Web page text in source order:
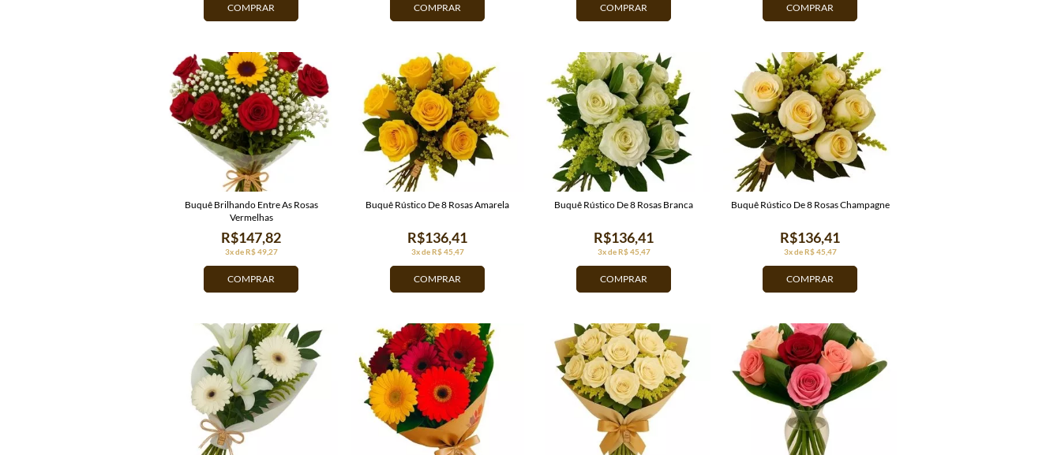
COMPRAR COMPRAR COMPRAR COMPRAR
COMPRAR
3x de R$ 49,27
R$147,82
Buquê Brilhando Entre As Rosas
Vermelhas
COMPRAR
3x de R$ 45,47
R$136,41
Buquê Rústico De 8 Rosas Amarela
COMPRAR
3x de R$ 45,47
R$136,41
Buquê Rústico De 8 Rosas Branca
COMPRAR
3x de R$ 45,47
R$136,41
Buquê Rústico De 8 Rosas Champagne